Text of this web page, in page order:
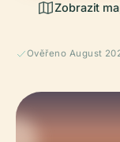
Zobrazit
Ověřeno August